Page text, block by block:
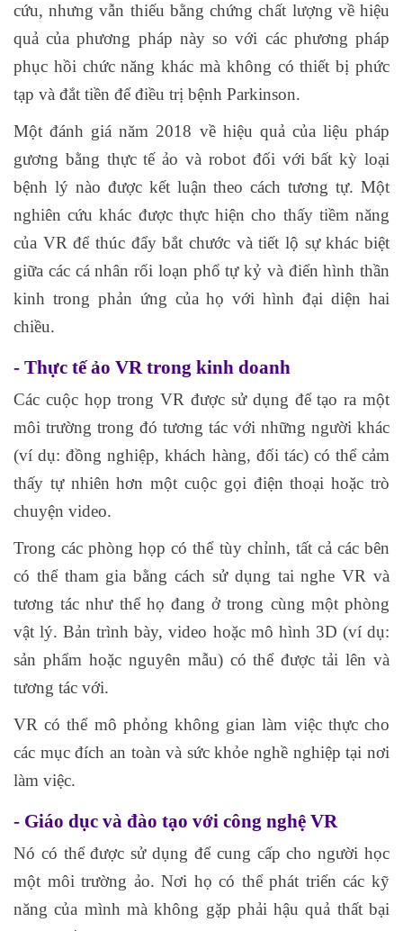
cứu, nhưng vẫn thiếu bằng chứng chất lượng về hiệu
quả của phương pháp này so với các phương pháp
phục hồi chức năng khác mà không có thiết bị phức
tạp và đắt tiền để điều trị bệnh Parkinson.
Một đánh giá năm 2018 về hiệu quả của liệu pháp
gương bằng thực tế ảo và robot đối với bất kỳ loại
bệnh lý nào được kết luận theo cách tương tự. Một
nghiên cứu khác được thực hiện cho thấy tiềm năng
của VR để thúc đẩy bắt chước và tiết lộ sự khác biệt
giữa các cá nhân rối loạn phổ tự kỷ và điển hình thần
kinh trong phản ứng của họ với hình đại diện hai
chiều.
- Thực tế ảo VR trong kinh doanh
Các cuộc họp trong VR được sử dụng để tạo ra một
môi trường trong đó tương tác với những người khác
(ví dụ: đồng nghiệp, khách hàng, đối tác) có thể cảm
thấy tự nhiên hơn một cuộc gọi điện thoại hoặc trò
chuyện video.
Trong các phòng họp có thể tùy chỉnh, tất cả các bên
có thể tham gia bằng cách sử dụng tai nghe VR và
tương tác như thể họ đang ở trong cùng một phòng
vật lý. Bản trình bày, video hoặc mô hình 3D (ví dụ:
sản phẩm hoặc nguyên mẫu) có thể được tải lên và
tương tác với.
VR có thể mô phỏng không gian làm việc thực cho
các mục đích an toàn và sức khỏe nghề nghiệp tại nơi
làm việc.
- Giáo dục và đào tạo với công nghệ VR
Nó có thể được sử dụng để cung cấp cho người học
một môi trường ảo. Nơi họ có thể phát triển các kỹ
năng của mình mà không gặp phải hậu quả thất bại